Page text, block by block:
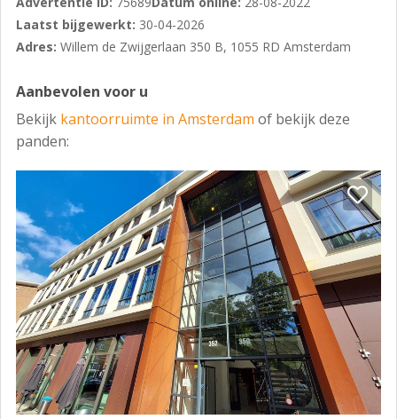
het gebouw worden gekenmerkt als 'een kantoorpand
van een duurzame toekomst': 11.000 vierkante meter
luxe gedeelde kantoorruimte met hotelservice voor
Verzeker je van een gunstige werkplek voor de
toekomst en bel voor een afspraak:
Laatst bijgewerkt: 30-04-2026
Adres: Willem de Zwijgerlaan 350 B, 1055 RD Amsterdam
Aanbevolen voor u
Bekijk kantoorruimte in Amsterdam of bekijk deze
panden: